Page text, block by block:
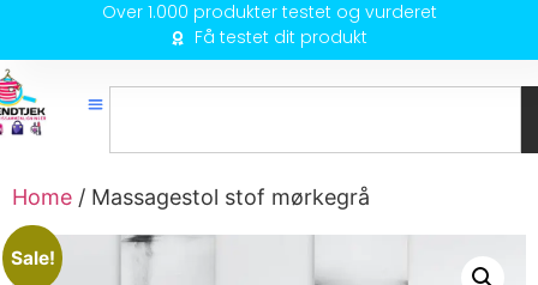
Over 1.000 produkter testet og vurderet
Få testet dit produkt
Home / Massagestol stof mørkegrå
Sale!